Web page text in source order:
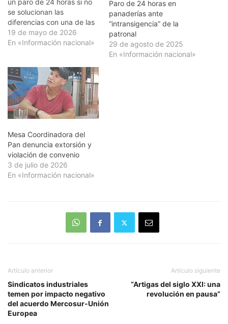
se solucionan las
diferencias con una de las
panaderías industriales. El
paro sería por 24 horas de
confiterías de todo el país.
El problema surgió por el
incumplimiento de…
19 de mayo de 2026
En «Información nacional»
Paro de 24 horas en
panaderías ante
“intransigencia” de la
patronal
29 de agosto de 2025
En «Información nacional»
Mesa Coordinadora del
Pan denuncia extorsión y
violación de convenio
3 de julio de 2026
En «Información nacional»
Artículo anterior
Sindicatos industriales
temen por impacto negativo
del acuerdo Mercosur-Unión
Europea
Artículo siguiente
“Artigas del siglo XXI: una
revolución en pausa”